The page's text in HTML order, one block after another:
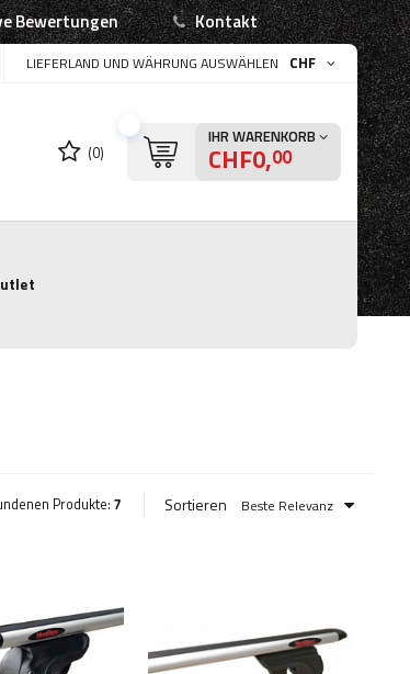
Bewertungen Kontakt
LIEFERLAND UND WÄHRUNG AUSWÄHLEN CHF
(0)
IHR WARENKORB
CHF0,00
Produkte:7 Sortieren Beste Relevanz